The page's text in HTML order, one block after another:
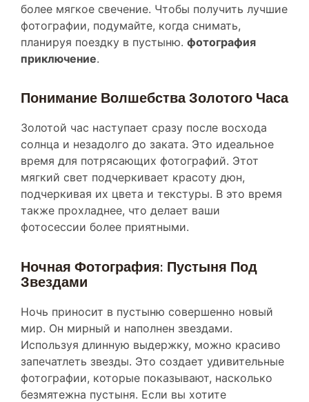
фотографии, подумайте, когда снимать,
планируя поездку в пустыню.фотография
приключение.
солнца и незадолго до заката. Это идеальное
время для потрясающих фотографий. Этот
мягкий свет подчеркивает красоту дюн,
подчеркивая их цвета и текстуры. В это время
также прохладнее, что делает ваши
фотосессии более приятными.
Звездами
мир. Он мирный и наполнен звездами.
Используя длинную выдержку, можно красиво
запечатлеть звезды. Это создает удивительные
фотографии, которые показывают, насколько
безмятежна пустыня. Если вы хотите
выделиться как фотограф пустыни Дубая, не